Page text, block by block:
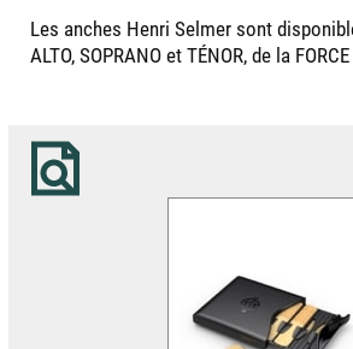
Les anches Henri Selmer sont
ALTO, SOPRANO et TÉNOR, de la